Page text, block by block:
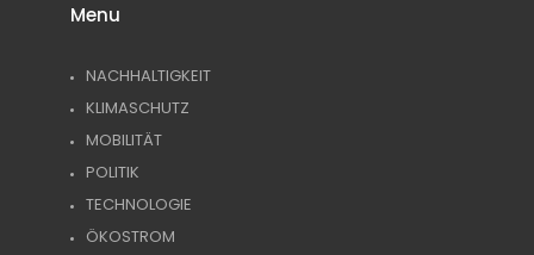
Menu
NACHHALTIGKEIT
KLIMASCHUTZ
MOBILITÄT
POLITIK
TECHNOLOGIE
ÖKOSTROM